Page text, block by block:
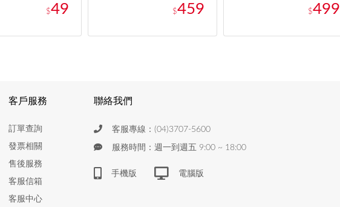
$49 $459 $499
客戶服務
訂單查詢
發票相關
售後服務
客服信箱
客服中心
聯絡我們
客服專線：(04)3707-5600
服務時間：週一到週五 9:00 ~ 18:00
手機版 電腦版